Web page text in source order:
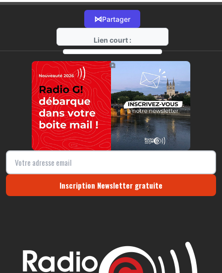
⋈Partager
Lien court :
https://radio-g.fr?6635
⧉
Inscription Newsletter gratuite